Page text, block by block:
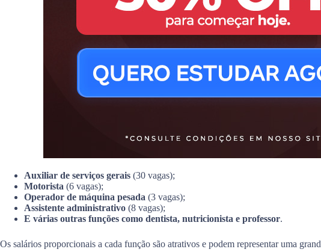
Auxiliar de serviços gerais (30 vagas);
Motorista (6 vagas);
Operador de máquina pesada (3 vagas);
Assistente administrativo (8 vagas);
E várias outras funções como dentista, nutricionista e professor.
Os salários proporcionais a cada função são atrativos e podem representar uma